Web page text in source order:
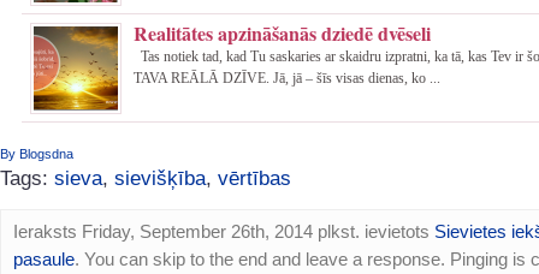
Realitātes apzināšanās dziedē dvēseli
Tas notiek tad, kad Tu saskaries ar skaidru izpratni, ka tā, kas Tev ir
TAVA REĀLĀ DZĪVE. Jā, jā – šīs visas dienas, ko ...
By Blogsdna
Tags: sieva, sievišķība, vērtības
Ieraksts Friday, September 26th, 2014 plkst. ievietots Sievietes
pasaule. You can skip to the end and leave a response. Pinging is